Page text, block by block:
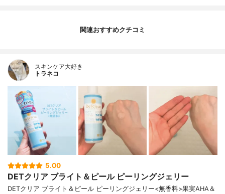
関連おすすめクチコミ
スキンケア大好き
トラネコ
5.00
DETクリア ブライト＆ピール ピーリングジェリー
DETクリア ブライト＆ピール ピーリングジェリー<無香料>果実AHA＆